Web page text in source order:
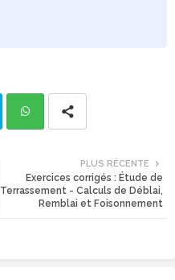
ats
PLUS RÉCENTE
Exercices corrigés : Étude de
Terrassement - Calculs de Déblai,
Remblai et Foisonnement